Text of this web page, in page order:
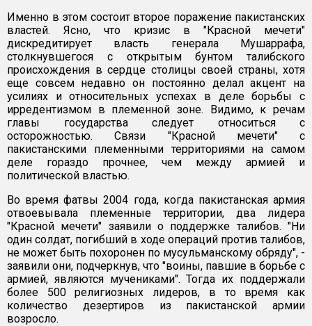
Именно в этом состоит второе поражение пакистанских
властей. Ясно, что кризис в "Красной мечети"
дискредитирует власть генерала Мушаррафа,
столкнувшегося с открытым бунтом талибского
происхождения в сердце столицы своей страны, хотя
еще совсем недавно он постоянно делал акцент на
усилиях и относительных успехах в деле борьбы с
ирредентизмом в племенной зоне. Видимо, к речам
главы государства следует относиться с
осторожностью. Связи "Красной мечети" с
пакистанскими племенными территориями на самом
деле гораздо прочнее, чем между армией и
политической властью.
Во время фатвы 2004 года, когда пакистанская армия
отвоевывала племенные территории, два лидера
"Красной мечети" заявили о поддержке талибов. "Ни
один солдат, погибший в ходе операций против талибов,
не может быть похоронен по мусульманскому обряду", -
заявили они, подчеркнув, что "воины, павшие в борьбе с
армией, являются мучениками". Тогда их поддержали
более 500 религиозных лидеров, в то время как
количество дезертиров из пакистанской армии
возросло.